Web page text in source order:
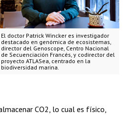
El doctor Patrick Wincker es investigador
destacado en genómica de ecosistemas,
director del Genoscope, Centro Nacional
de Secuenciación Francés, y codirector del
proyecto ATLASea, centrado en la
biodiversidad marina.
CO2, lo cual es físico,